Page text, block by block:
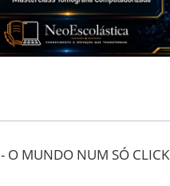
- O MUNDO NUM SÓ CLICK